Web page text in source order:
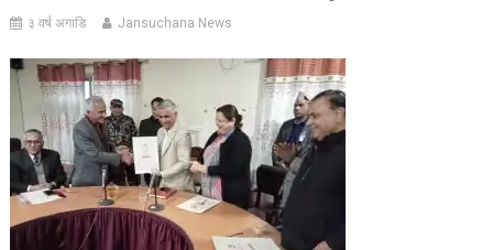
३ वर्ष अगाडि Jansuchana News